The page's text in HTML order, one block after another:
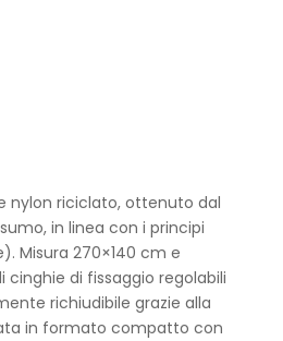
nylon riciclato, ottenuto dal
in linea con i principi
Misura 270×140 cm e
di fissaggio regolabili
richiudibile grazie alla
in formato compatto con